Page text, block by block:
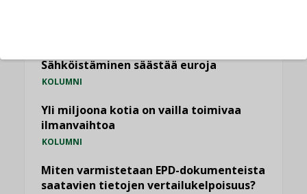
Sähköistäminen säästää euroja
KOLUMNI
Yli miljoona kotia on vailla toimivaa
ilmanvaihtoa
KOLUMNI
Miten varmistetaan EPD-dokumenteista
saatavien tietojen vertailukelpoisuus?